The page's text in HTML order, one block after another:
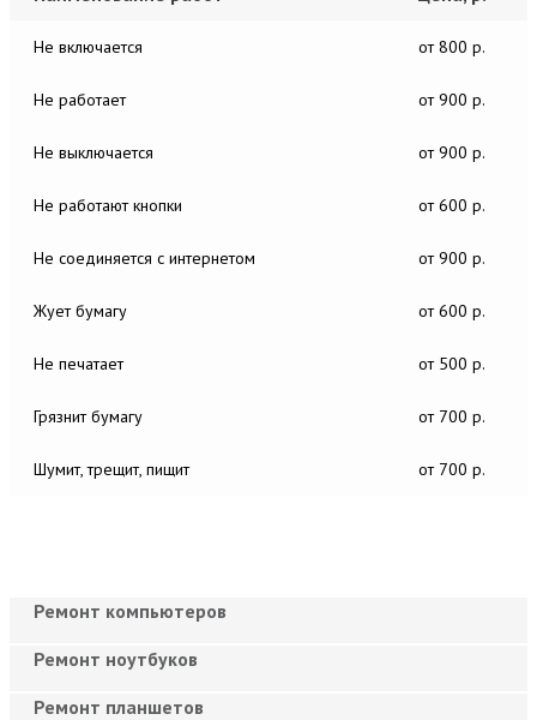
Не включается от 800 р.
Не работает от 900 р.
Не выключается от 900 р.
Не работают кнопки от 600 р.
Не соединяется с интернетом от 900 р.
Жует бумагу от 600 р.
Не печатает от 500 р.
Грязнит бумагу от 700 р.
Шумит, трещит, пищит от 700 р.
Ремонт компьютеров
Ремонт ноутбуков
Ремонт планшетов